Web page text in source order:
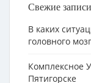
Свежие записи
В каких
головного
Комплексное
Пятигорске